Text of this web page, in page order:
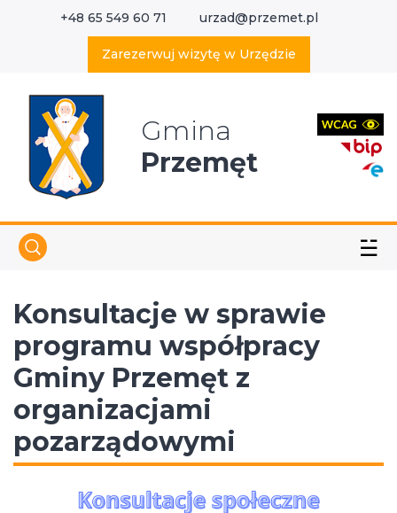
+48 65 549 60 71 urzad@przemet.pl
Zarezerwuj wizytę w Urzędzie
Gmina
Przemęt
☱
Konsultacje w sprawie
programu współpracy
Gminy Przemęt z
organizacjami
pozarządowymi
Wyszukaj w serwisie